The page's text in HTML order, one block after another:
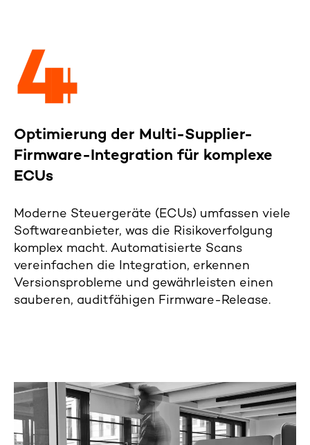
Optimierung der Multi-Supplier-
Firmware-Integration für komplexe
ECUs
Moderne Steuergeräte (ECUs) umfassen viele
Softwareanbieter, was die Risikoverfolgung
komplex macht. Automatisierte Scans
vereinfachen die Integration, erkennen
Versionsprobleme und gewährleisten einen
sauberen, auditfähigen Firmware-Release.